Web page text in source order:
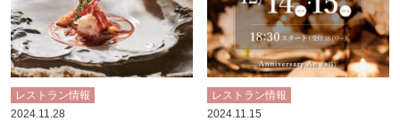
レストラン情報
2024.11.28
レストラン情報
2024.11.15